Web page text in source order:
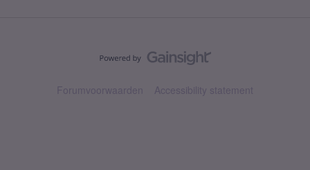
Forumvoorwaarden Accessibility statement